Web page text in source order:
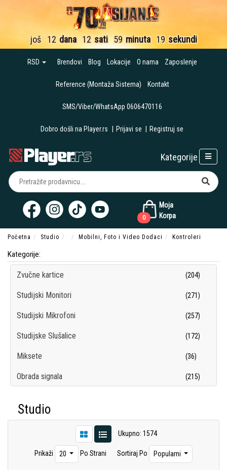
još 12 dana 12 sati 59 minuta 17 sekundi
RSD Brendovi Blog Lokacije O nama Zaposlenje
Reference (Montaža Sistema) Kontakt
SMS/Viber/WhatsApp 0606470116
Dobro došli na Player.rs Prijavi se Registruj se
Moja
Korpa
0
Kategorije
Početna Studio Mobilni, Foto i Video Dodaci Kontroleri
Kategorije:
Zvučne kartice (204)
Studijski Monitori (271)
Studijski Mikrofoni (257)
Studijske Slušalice (172)
Miksete (36)
Obrada signala (215)
Kontroleri
Studio Paketi
Studio
Ukupno: 1574
Prikaži 20 Po Strani Sortiraj Po Popularni